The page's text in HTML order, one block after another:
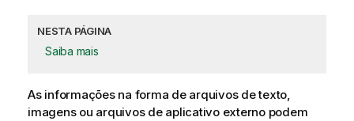
NESTA PÁGINA
Saiba mais
As informações na forma de arquivos de texto,
imagens ou arquivos de aplicativo externo podem